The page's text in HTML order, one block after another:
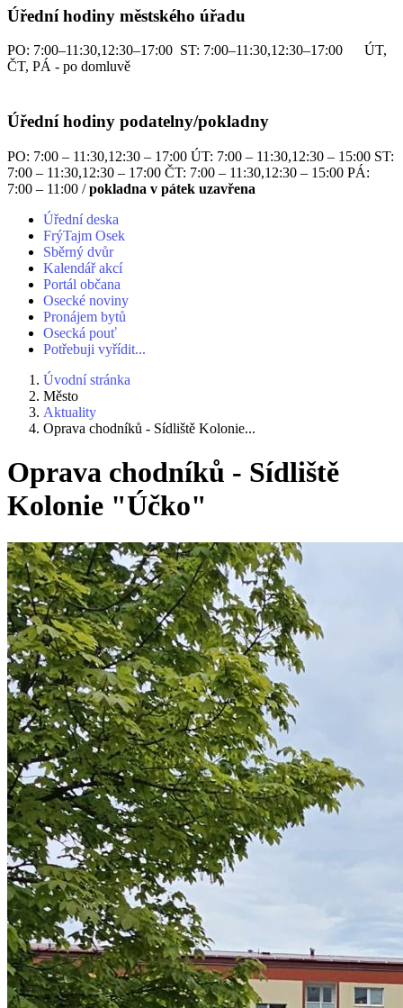
Úřední hodiny městského úřadu
PO: 7:00–11:30,12:30–17:00 ST: 7:00–11:30,12:30–17:00 ÚT,
ČT, PÁ - po domluvě
Úřední hodiny podatelny/pokladny
PO: 7:00 – 11:30,12:30 – 17:00 ÚT: 7:00 – 11:30,12:30 – 15:00 ST:
7:00 – 11:30,12:30 – 17:00 ČT: 7:00 – 11:30,12:30 – 15:00 PÁ:
7:00 – 11:00 /pokladna v pátek uzavřena
Úřední deska
FrýTajm Osek
Sběrný dvůr
Kalendář akcí
Portál občana
Osecké noviny
Pronájem bytů
Osecká pouť
Potřebuji vyřídit...
Úvodní stránka
Město
Aktuality
Oprava chodníků - Sídliště Kolonie...
Oprava chodníků - Sídliště
Kolonie "Účko"